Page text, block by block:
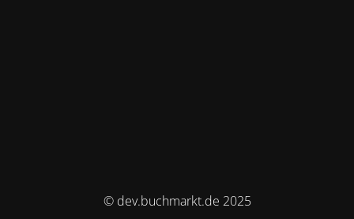
© dev.buchmarkt.de 2025